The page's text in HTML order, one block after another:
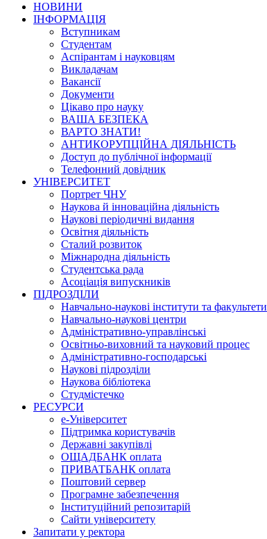
НОВИНИ
ІНФОРМАЦІЯ
Вступникам
Студентам
Аспірантам і науковцям
Викладачам
Вакансії
Документи
Цікаво про науку
ВАША БЕЗПЕКА
ВАРТО ЗНАТИ!
АНТИКОРУПЦІЙНА ДІЯЛЬНІСТЬ
Доступ до публічної інформації
Телефонний довідник
УНІВЕРСИТЕТ
Портрет ЧНУ
Наукова й інноваційна діяльність
Наукові періодичні видання
Освітня діяльність
Сталий розвиток
Міжнародна діяльність
Студентська рада
Асоціація випускників
ПІДРОЗДІЛИ
Навчально-наукові інститути та факультети
Навчально-наукові центри
Адміністративно-управлінські
Освітньо-виховний та науковий процес
Адміністративно-господарські
Наукові підрозділи
Наукова бібліотека
Студмістечко
РЕСУРСИ
е-Університет
Підтримка користувачів
Державні закупівлі
ОЩАДБАНК оплата
ПРИВАТБАНК оплата
Поштовий сервер
Програмне забезпечення
Інституційний репозитарій
Сайти університету
Запитати у ректора